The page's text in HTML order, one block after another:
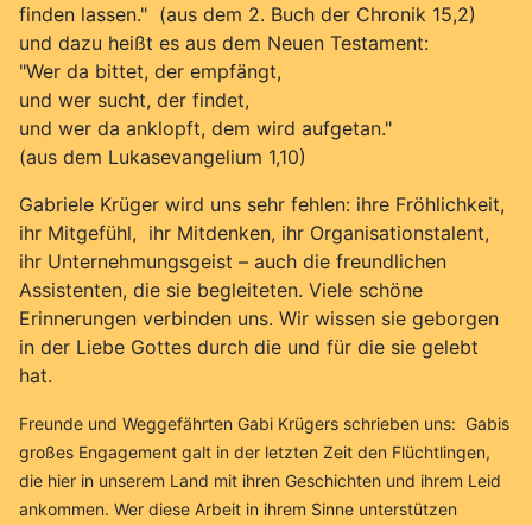
finden lassen." (aus dem 2. Buch der Chronik 15,2)
und dazu heißt es aus dem Neuen Testament:
"Wer da bittet, der empfängt,
und wer sucht, der findet,
und wer da anklopft, dem wird aufgetan."
(aus dem Lukasevangelium 1,10)
Gabriele Krüger wird uns sehr fehlen: ihre Fröhlichkeit,
ihr Mitgefühl, ihr Mitdenken, ihr Organisationstalent,
ihr Unternehmungsgeist – auch die freundlichen
Assistenten, die sie begleiteten. Viele schöne
Erinnerungen verbinden uns. Wir wissen sie geborgen
in der Liebe Gottes durch die und für die sie gelebt
hat.
Freunde und Weggefährten Gabi Krügers schrieben uns: Gabis
großes Engagement galt in der letzten Zeit den Flüchtlingen,
die hier in unserem Land mit ihren Geschichten und ihrem Leid
ankommen. Wer diese Arbeit in ihrem Sinne unterstützen